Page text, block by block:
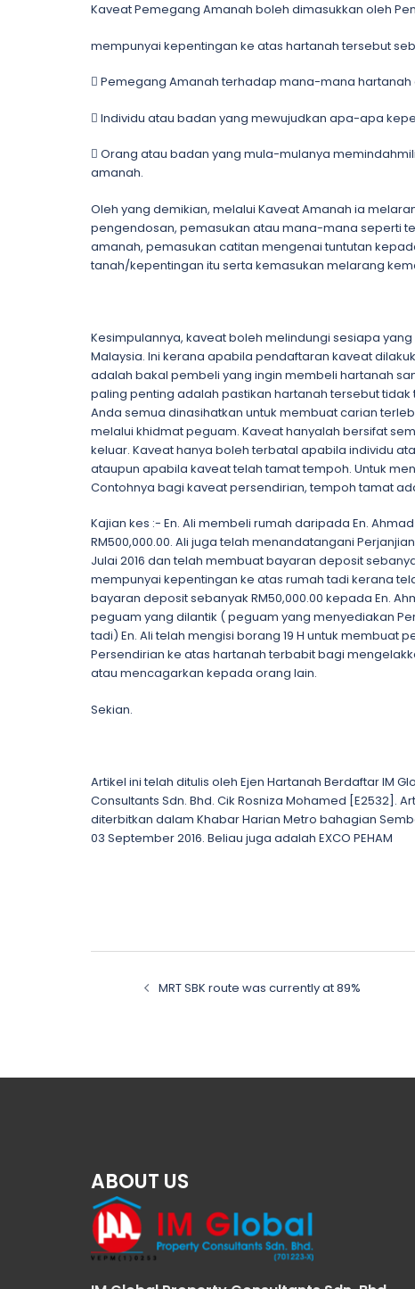
Kaveat Pemegang Amanah boleh dimasukkan oleh
mempunyai kepentingan ke atas hartanah tersebut
 Pemegang Amanah terhadap mana-mana
 Individu atau badan yang mewujudkan apa-apa
 Orang atau badan yang mula-mulanya
amanah.
Oleh yang demikian, melalui Kaveat Amanah ia
pengendosan, pemasukan atau mana-mana seperti
amanah, pemasukan catitan mengenai tuntutan
tanah/kepentingan itu serta kemasukan melarang
Kesimpulannya, kaveat boleh melindungi sesiapa
Malaysia. Ini kerana apabila pendaftaran kaveat
adalah bakal pembeli yang ingin membeli hartanah
paling penting adalah pastikan hartanah tersebut
Anda semua dinasihatkan untuk membuat carian
melalui khidmat peguam. Kaveat hanyalah bersifat
keluar. Kaveat hanya boleh terbatal apabila individu
ataupun apabila kaveat telah tamat tempoh. Untuk
Contohnya bagi kaveat persendirian, tempoh tamat
Kajian kes :- En. Ali membeli rumah daripada En.
RM500,000.00. Ali juga telah menandatangani
Julai 2016 dan telah membuat bayaran deposit
mempunyai kepentingan ke atas rumah tadi kerana
bayaran deposit sebanyak RM50,000.00 kepada En.
peguam yang dilantik ( peguam yang menyediakan
tadi) En. Ali telah mengisi borang 19 H untuk membuat
Persendirian ke atas hartanah terbabit bagi
atau mencagarkan kepada orang lain.
Sekian.
Artikel ini telah ditulis oleh Ejen Hartanah Berdaftar IM
Consultants Sdn. Bhd. Cik Rosniza Mohamed [E2532].
diterbitkan dalam Khabar Harian Metro bahagian
03 September 2016. Beliau juga adalah EXCO PEHAM
PostMRT SBK route was currently at 89%
ABOUT US